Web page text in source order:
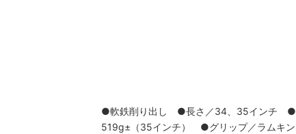
●軟鉄削り出し ●長さ／34、35インチ ●
519g±（35インチ） ●グリップ／ラムキン